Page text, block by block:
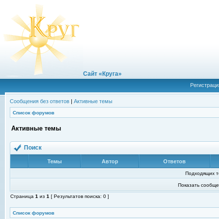
Сайт «Круга»
Сообщения без ответов | Активные темы
Список форумов
Активные темы
Поиск
Темы Автор Ответов
Подходящих
Показать
Страница 1 из 1 [ Результатов поиска: 0 ]
Список форумов